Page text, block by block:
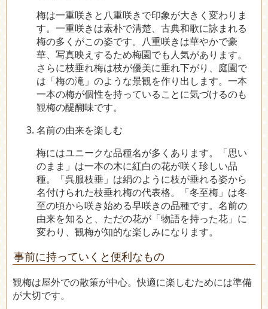
梅は一重咲きと八重咲きで印象が大きく変わりま
す。一重咲きは素朴で清楚、古典和歌に詠まれる
梅の多くがこの姿です。八重咲きは華やかで豪
華、写真映えするため梅園でも人気があります。
さらに枝垂れ梅は枝が優美に垂れ下がり、庭園で
は「梅の滝」のような景観を作り出します。一本
一本の梅が個性を持っていることに気づけるのも
観梅の醍醐味です。
名前の由来を楽しむ
梅にはユニークな品種名が多くあります。「思い
のまま」は一本の木に紅白の花が咲く珍しい品
種。「呉服枝垂」は絹のように枝が垂れる姿から
名付けられた枝垂れ梅の代表格。「冬至梅」は冬
至の頃から咲き始める早咲きの品種です。名前の
由来を知ると、ただの花が「物語を持った花」に
変わり、観梅が知的な楽しみになります。
事前に持っていくと便利なもの
観梅は屋外での散策が中心。快適に楽しむためには準備
が大切です。